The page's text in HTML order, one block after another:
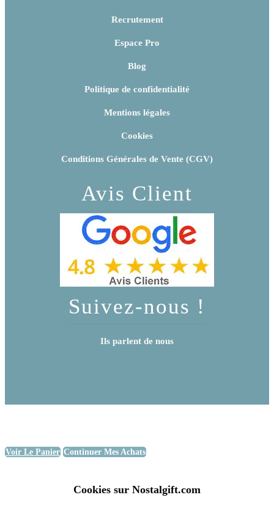
Recrutement
Espace Pro
Blog
Politique de confidentialité
Mentions légales
Cookies
Conditions Générales de Vente (CGV)
Avis Client
Suivez-nous !
Ils parlent de nous
Voir Le Panier Continuer Mes Achats
Cookies sur Nostalgift.com